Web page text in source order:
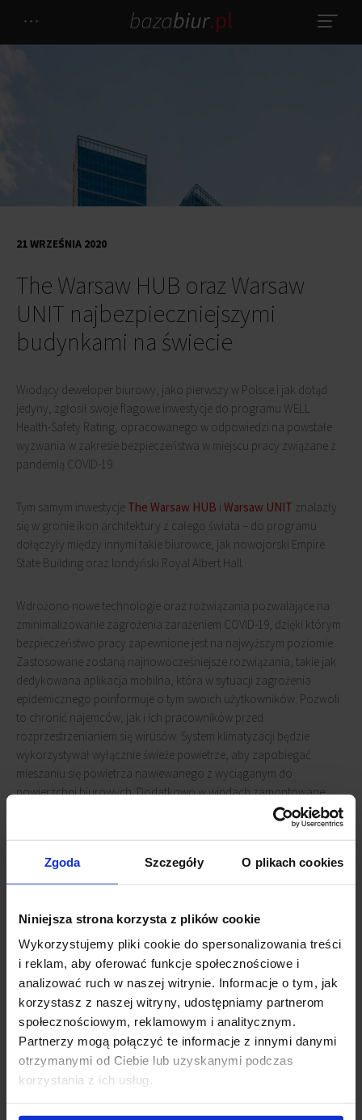
Zgoda Szczegóły O plikach cookies
Niniejsza strona korzysta z plików cookie
Wykorzystujemy pliki cookie do spersonalizowania treści
i reklam, aby oferować funkcje społecznościowe i
analizować ruch w naszej witrynie. Informacje o tym, jak
korzystasz z naszej witryny, udostępniamy partnerom
społecznościowym, reklamowym i analitycznym.
Partnerzy mogą połączyć te informacje z innymi danymi
otrzymanymi od Ciebie lub uzyskanymi podczas
korzystania z ich usług.
The Warsaw HUB oraz Warsaw
UNIT najbezpieczniejszymi
budynkami na świecie
21 WRZEŚNIA 2020
Wiodący deweloper biurowy, jako pierwszy w Polsce i jak dotąd
jedyny, zgłosił swoje flagowe inwestycje do programu WELL
Health-Safety Rating, opracowanego w odpowiedzi na powstałe
wyzwania w zakresie bezpieczeństwa w miejscu pracy związane z
pandemią COVID-19.
Tym samym inwestycje The Warsaw HUB i Warsaw UNIT znalazły
się w gronie ikon architektury z całego świata – do programu
dołączyły między innymi takie biurowce, jak nowojorski Empire
State Building oraz londyński Royal Albert Hall.
Wdrożono nowe technologie oraz rozwiązania pozwalające na
zminimalizowanie zagrożenia zarażeniem COVID-19, dzięki którym
bezpieczeństwo pracy zapewnione jest na najwyższym poziomie.
Zastosowane zostaną najnowocześniejsze rozwiązania, takie jak
dedykowana aplikacja mobilna, która w sytuacji zagrożenia
epidemicznego poinformuje o tym swoich użytkowników. Pozwoli
to chronić najemców, jak i ich pracowników przed
rozprzestrzenianiem się wirusów. System klimatyzacji będzie
wykorzystywał wyłącznie świeże powietrze, aby zapobiegać
mieszaniu się powietrza nawiewanego z wyciąganym do
powierzchni biurowych. Dodatkowo w windach zamontowane
WELL Health-Safety Rating to zweryfikowany przez niezależną
organizację program oceny opartej na dowodach dla wszystkich
typów nowopowstałych oraz już istniejących budynków. Program
funkcjonowania w postcovidowej rzeczywistości, w tym procedury
bezpieczeństwa i eksploatacji budynków.
Powiązane newsy
Jedyny w Polsce - Warsaw UNIT z platynowym
certyfikatem WELL(7 lipca 2023)
Warsaw UNIT nominowany do tytułu najlepszego na
świecie(2 listopada 2022)